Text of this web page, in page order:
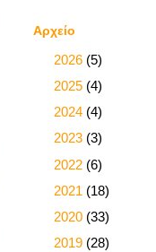
Αρχείο
2026 (5)
2025 (4)
2024 (4)
2023 (3)
2022 (6)
2021 (18)
2020 (33)
2019 (28)